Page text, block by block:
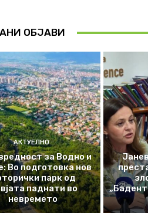
ОБЈАВИ
АКТУЕЛНО
за Водно и
Во подготовка нов
парк од
паднати во
невремето